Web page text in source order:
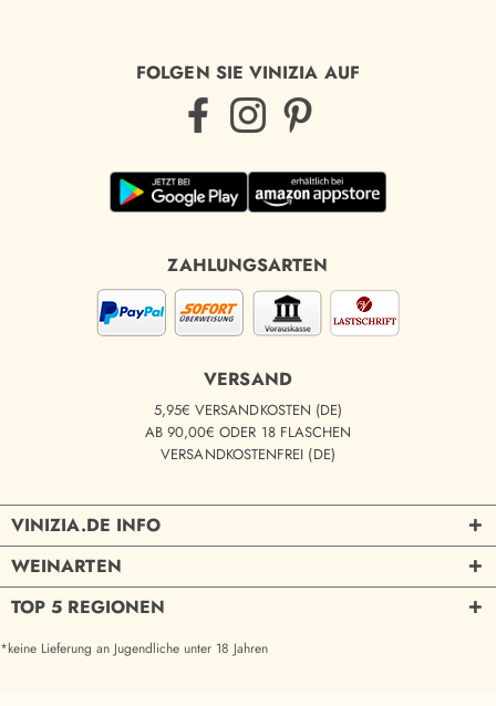
FOLGEN SIE VINIZIA AUF
ZAHLUNGSARTEN
VERSAND
5,95€ VERSANDKOSTEN (DE)
AB 90,00€ ODER 18 FLASCHEN
VERSANDKOSTENFREI (DE)
VINIZIA.DE INFO
WEINARTEN
TOP 5 REGIONEN
*keine Lieferung an Jugendliche unter 18 Jahren